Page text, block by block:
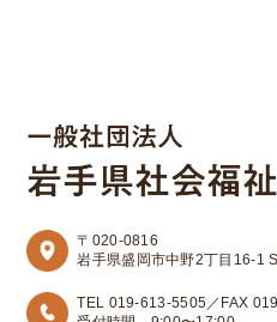
〒020-0816
岩手県盛岡市中野2丁目16-1
TEL 019-613-5505／FAX